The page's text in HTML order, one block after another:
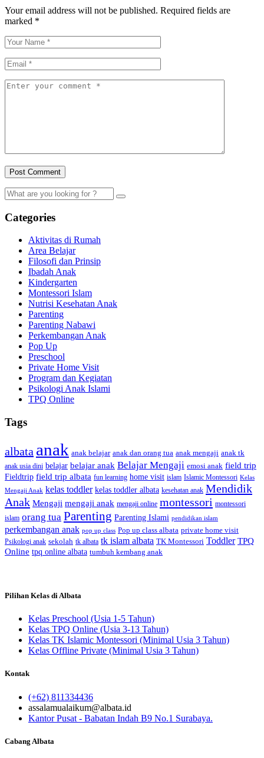
Your email address will not be published. Required fields are
marked *
Categories
Aktivitas di Rumah
Area Belajar
Filosofi dan Prinsip
Ibadah Anak
Kindergarten
Montessori Islam
Nutrisi Kesehatan Anak
Parenting
Parenting Nabawi
Perkembangan Anak
Pop Up
Preschool
Private Home Visit
Program dan Kegiatan
Psikologi Anak Islami
TPQ Online
Tags
albata anak anak belajar anak dan orang tua anak mengaji anak tk
anak usia dini belajar belajar anak Belajar Mengaji emosi anak field trip
Fieldtrip field trip albata fun learning home visit islam Islamic Montessori Kelas
Mengaji Anak kelas toddler kelas toddler albata kesehatan anak Mendidik
Anak Mengaji mengaji anak mengaji online montessori montessori
islam orang tua Parenting Parenting Islami pendidikan islam
perkembangan anak pop up class Pop up class albata private home visit
Psikologi anak sekolah tk albata tk islam albata TK Montessori Toddler TPQ
Online tpq online albata tumbuh kembang anak
Pilihan Kelas di Albata
Kelas Preschool (Usia 1-5 Tahun)
Kelas TPQ Online (Usia 3-13 Tahun)
Kelas TK Islamic Montessori (Minimal Usia 3 Tahun)
Kelas Offline Private (Minimal Usia 3 Tahun)
Kontak
(+62) 811334436
assalamualaikum@albata.id
Kantor Pusat - Babatan Indah B9 No.1 Surabaya.
Cabang Albata